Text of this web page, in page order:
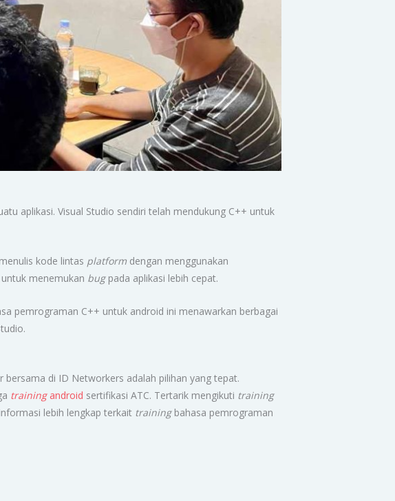
aplikasi. Visual Studio sendiri telah mendukung C++ untuk
kode lintas platform dengan menggunakan
menemukan bug pada aplikasi lebih cepat.
pemrograman C++ untuk android ini menawarkan berbagai
di ID Networkers adalah pilihan yang tepat.
training android sertifikasi ATC. Tertarik mengikuti training
lebih lengkap terkait trainingbahasa pemrograman